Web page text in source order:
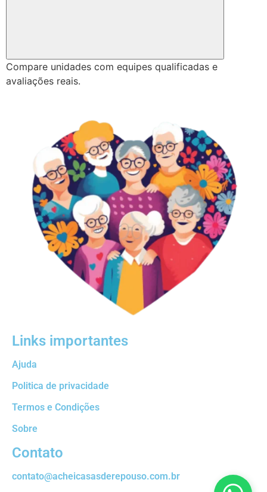
Compare unidades com equipes qualificadas e
avaliações reais.
Links importantes
Ajuda
Politica de privacidade
Termos e Condições
Sobre
Contato
contato@acheicasasderepouso.com.br